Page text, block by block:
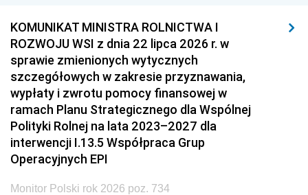
KOMUNIKAT MINISTRA ROLNICTWA I
ROZWOJU WSI z dnia 22 lipca 2026 r. w
sprawie zmienionych wytycznych
szczegółowych w zakresie przyznawania,
wypłaty i zwrotu pomocy finansowej w
ramach Planu Strategicznego dla Wspólnej
Polityki Rolnej na lata 2023–2027 dla
interwencji I.13.5 Współpraca Grup
Operacyjnych EPI
Monitor Polski rok 2026 poz. 734